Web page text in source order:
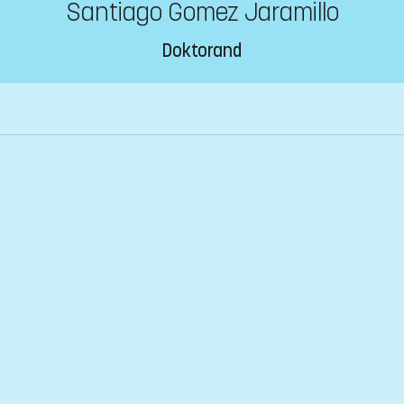
Santiago Gomez Jaramillo
Doktorand